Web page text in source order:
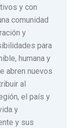
y con
comunidad
y
para
humana y
abren nuevos
al
el país y
y
y sus